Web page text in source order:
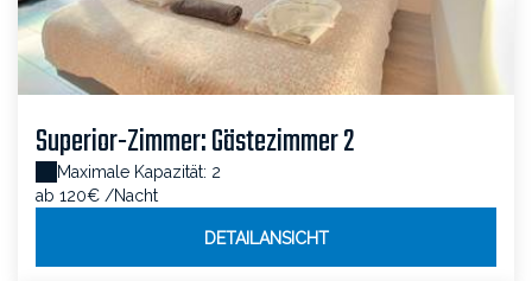
Superior-Zimmer: Gästezimmer 2
Maximale Kapazität: 2
ab 120€ /Nacht
DETAILANSICHT